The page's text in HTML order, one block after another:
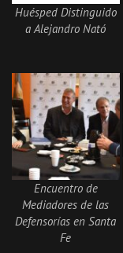
Huésped Distinguido
a Alejandro Nató
Encuentro de
Mediadores de las
Defensorías en Santa
Fe